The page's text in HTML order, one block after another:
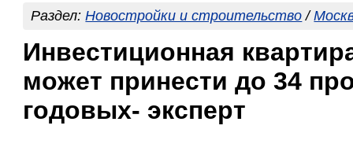
Раздел:Новостройки и строительство /
Инвестиционная
может принести до 34
годовых- эксперт